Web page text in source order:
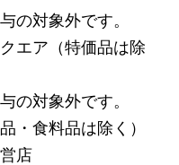
の対象外です。
エア（特価品は除
の対象外です。
・食料品は除く）
店